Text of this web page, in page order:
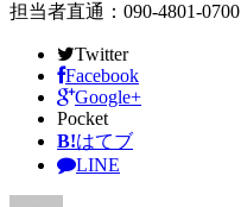
担当者直通：090-4801-0700
Twitter
Facebook
Google+
Pocket
B!はてブ
LINE